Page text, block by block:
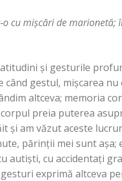
‑o cu mişcări de marionetă;
şi gesturile
gestul, mişcarea
altceva; memoria
preia puterea
şi am văzut aceste
părinţii mei sunt aşa;
autişti, cu accidentaţi
exprimă altceva